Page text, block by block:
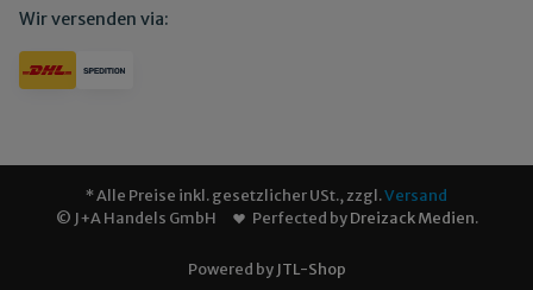
Wir versenden via:
* Alle Preise inkl. gesetzlicher USt., zzgl.Versand
© J+A Handels GmbH
Perfected byDreizack Medien.
Powered by JTL-Shop